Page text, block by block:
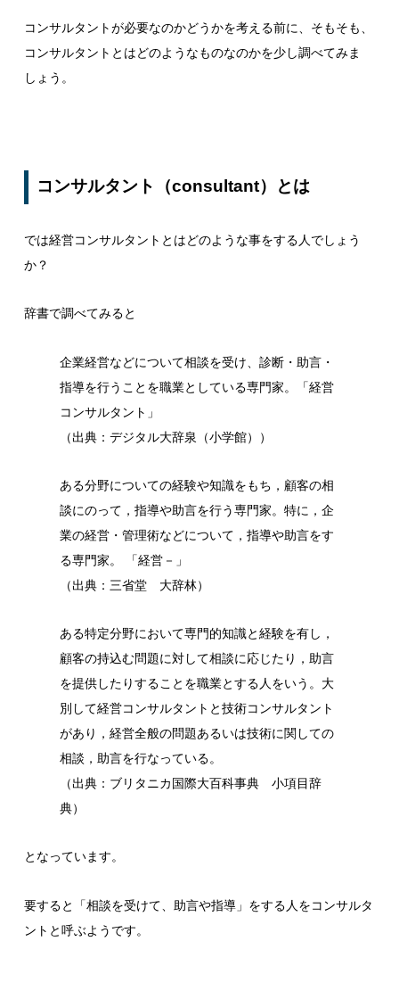
コンサルタントが必要なのかどうかを考える前に、そもそも、
コンサルタントとはどのようなものなのかを少し調べてみま
しょう。
コンサルタント（consultant）とは
では経営コンサルタントとはどのような事をする人でしょう
か？
辞書で調べてみると
企業経営などについて相談を受け、診断・助言・
指導を行うことを職業としている専門家。「経営
コンサルタント」
（出典：デジタル大辞泉（小学館））
ある分野についての経験や知識をもち，顧客の相
談にのって，指導や助言を行う専門家。特に，企
業の経営・管理術などについて，指導や助言をす
る専門家。 「経営－」
（出典：三省堂 大辞林）
ある特定分野において専門的知識と経験を有し，
顧客の持込む問題に対して相談に応じたり，助言
を提供したりすることを職業とする人をいう。大
別して経営コンサルタントと技術コンサルタント
があり，経営全般の問題あるいは技術に関しての
相談，助言を行なっている。
（出典：ブリタニカ国際大百科事典 小項目辞
典）
となっています。
要すると「相談を受けて、助言や指導」をする人をコンサルタ
ントと呼ぶようです。